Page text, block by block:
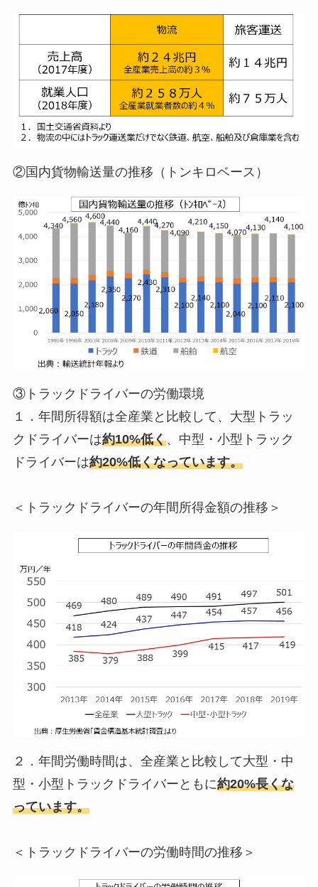
②国内貨物輸送量の推移（トンキロベース）
③トラックドライバーの労働環境
１．年間所得額は全産業と比較して、大型トラッ
クドライバーは約10%低く、中型・小型トラック
ドライバーは約20%低くなっています。
＜トラックドライバーの年間所得金額の推移＞
２．年間労働時間は、全産業と比較して大型・中
型・小型トラックドライバーともに約20%長くな
っています。
＜トラックドライバーの労働時間の推移＞